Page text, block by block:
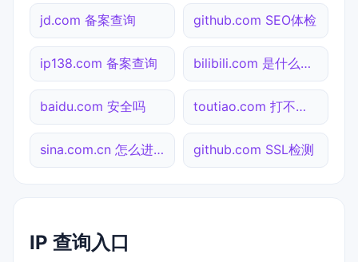
jd.com 备案查询 github.com SEO体检
ip138.com 备案查询 bilibili.com 是什么网站
baidu.com 安全吗 toutiao.com 打不开检测
sina.com.cn 怎么进入 github.com SSL检测
IP 查询入口